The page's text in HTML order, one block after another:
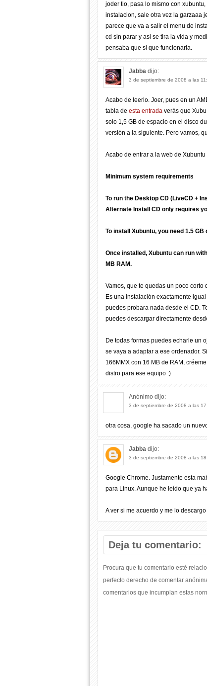
joder tio, pasa lo mismo con
instalacion, sale otra vez la garzaaa
parece que va a salir el menu de
cd sin parar y asi se tira la vida y
pensaba que si que funcionaria.
Jabba dijo:
3 de septiembre de 2008 a las
Acabo de leerlo. Joer, pues en un
tabla de esta entrada verás que
solo 1,5 GB de espacio en el disco
versión a la siguiente. Pero vamos,
Acabo de entrar a la web de
Minimum system requirements
To run the Desktop CD (LiveCD +
Alternate Install CD only requires
To install Xubuntu, you need 1.5
Once installed, Xubuntu can run
MB RAM.
Vamos, que te quedas un poco
Es una instalación exactamente
puedes probara nada desde el CD.
puedes descargar directamente
De todas formas puedes echarle un
se vaya a adaptar a ese ordenador.
166MMX con 16 MB de RAM,
distro para ese equipo :)
Anónimo dijo:
3 de septiembre de 2008 a las
otra cosa, google ha sacado un
Jabba dijo:
3 de septiembre de 2008 a las
Google Chrome. Justamente esta
para Linux. Aunque he leído que ya
A ver si me acuerdo y me lo
Deja tu comentario:
Procura que tu comentario esté
perfecto derecho de comentar
comentarios que incumplan estas